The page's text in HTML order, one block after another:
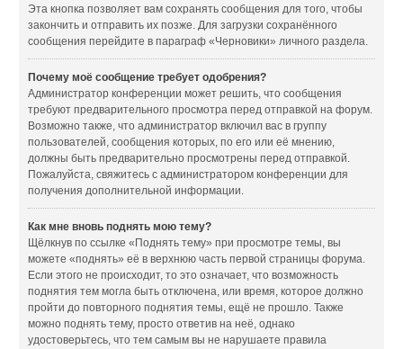
Эта кнопка позволяет вам сохранять сообщения для того, чтобы
закончить и отправить их позже. Для загрузки сохранённого
сообщения перейдите в параграф «Черновики» личного раздела.
Почему моё сообщение требует одобрения?
Администратор конференции может решить, что сообщения
требуют предварительного просмотра перед отправкой на форум.
Возможно также, что администратор включил вас в группу
пользователей, сообщения которых, по его или её мнению,
должны быть предварительно просмотрены перед отправкой.
Пожалуйста, свяжитесь с администратором конференции для
получения дополнительной информации.
Как мне вновь поднять мою тему?
Щёлкнув по ссылке «Поднять тему» при просмотре темы, вы
можете «поднять» её в верхнюю часть первой страницы форума.
Если этого не происходит, то это означает, что возможность
поднятия тем могла быть отключена, или время, которое должно
пройти до повторного поднятия темы, ещё не прошло. Также
можно поднять тему, просто ответив на неё, однако
удостоверьтесь, что тем самым вы не нарушаете правила